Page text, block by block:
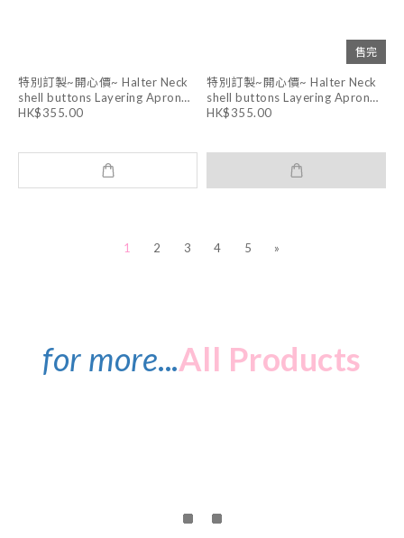
特別訂製~開心價~ Halter Neck
shell buttons Layering Apron
Dress (WHITE )
HK$355.00
售完
特別訂製~開心價~ Halter Neck
shell buttons Layering Apron
Dress (DARK GREY)
HK$355.00
1 2 3 4 5 »
for more...All Products